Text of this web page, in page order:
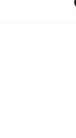
整理屋